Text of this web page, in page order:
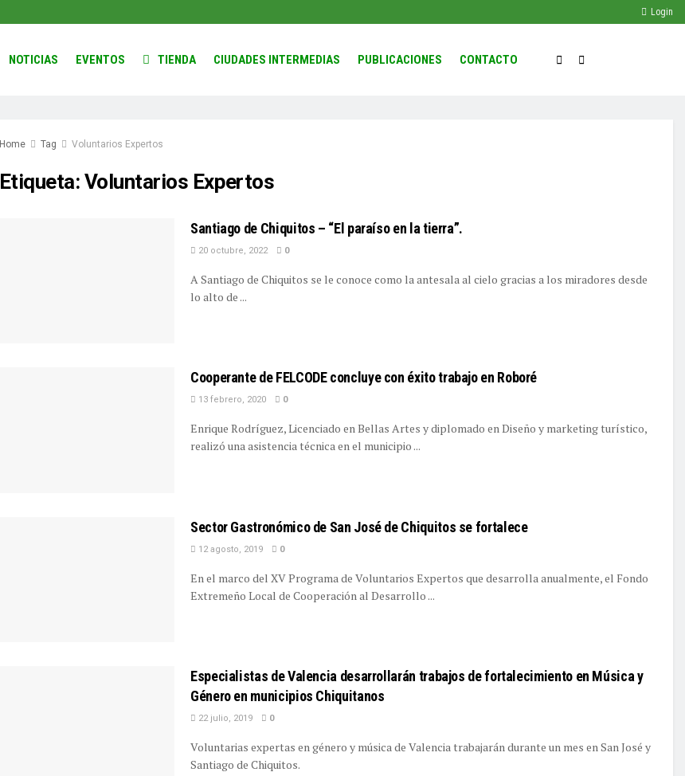
Login
NOTICIAS EVENTOS TIENDA CIUDADES INTERMEDIAS PUBLICACIONES CONTACTO
Home Tag Voluntarios Expertos
Etiqueta: Voluntarios Expertos
Santiago de Chiquitos – “El paraíso en la tierra”.
20 octubre, 2022 0
A Santiago de Chiquitos se le conoce como la antesala al cielo gracias a los miradores desde
lo alto de ...
Cooperante de FELCODE concluye con éxito trabajo en Roboré
13 febrero, 2020 0
Enrique Rodríguez, Licenciado en Bellas Artes y diplomado en Diseño y marketing turístico,
realizó una asistencia técnica en el municipio ...
Sector Gastronómico de San José de Chiquitos se fortalece
12 agosto, 2019 0
En el marco del XV Programa de Voluntarios Expertos que desarrolla anualmente, el Fondo
Extremeño Local de Cooperación al Desarrollo ...
Especialistas de Valencia desarrollarán trabajos de fortalecimiento en Música y
Género en municipios Chiquitanos
22 julio, 2019 0
Voluntarias expertas en género y música de Valencia trabajarán durante un mes en San José y
Santiago de Chiquitos.